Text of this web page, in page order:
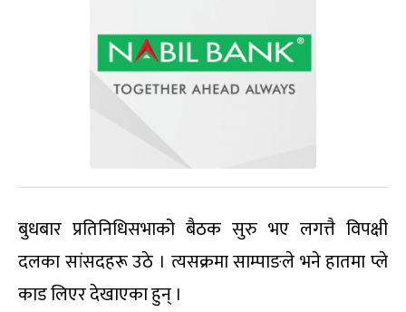
बुधबार प्रतिनिधिसभाको बैठक सुरु भए लगत्तै विपक्षी
दलका सांसदहरू उठे । त्यसक्रमा साम्पाङले भने हातमा प्ले
काड लिएर देखाएका हुन् ।